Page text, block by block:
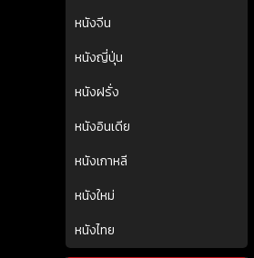
หนังจีน
หนังญี่ปุ่น
หนังฝรั่ง
หนังอินเดีย
หนังเกาหลี
หนังใหม่
หนังไทย